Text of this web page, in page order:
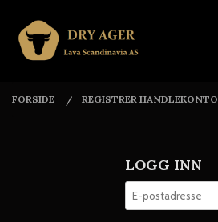
innholdet
PRODUKTER
FORSIDE REGISTRER HANDLEKONTO
LOGG INN